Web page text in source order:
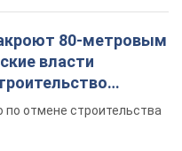
80-метровым
власти
верующего"
по отмене строительства